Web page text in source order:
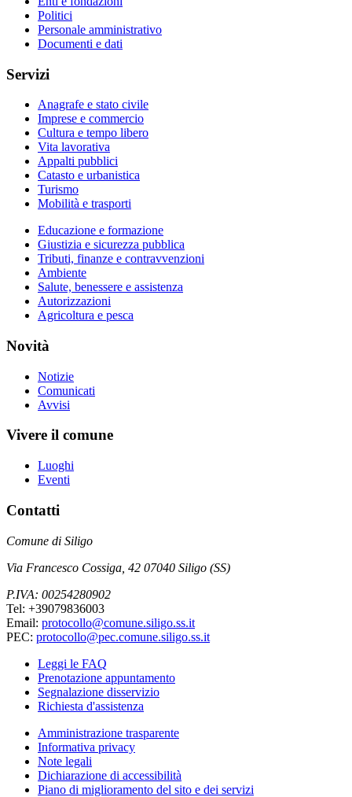
Politici
Personale amministrativo
Documenti e dati
Servizi
Anagrafe e stato civile
Imprese e commercio
Cultura e tempo libero
Vita lavorativa
Appalti pubblici
Catasto e urbanistica
Turismo
Mobilità e trasporti
Educazione e formazione
Giustizia e sicurezza pubblica
Tributi, finanze e contravvenzioni
Ambiente
Salute, benessere e assistenza
Autorizzazioni
Agricoltura e pesca
Novità
Notizie
Comunicati
Avvisi
Vivere il comune
Luoghi
Eventi
Contatti
Comune di Siligo
Via Francesco Cossiga, 42 07040 Siligo (SS)
P.IVA: 00254280902
Tel: +39079836003
Email: protocollo@comune.siligo.ss.it
PEC: protocollo@pec.comune.siligo.ss.it
Leggi le FAQ
Prenotazione appuntamento
Segnalazione disservizio
Richiesta d'assistenza
Amministrazione trasparente
Informativa privacy
Note legali
Dichiarazione di accessibilità
Piano di miglioramento del sito e dei servizi